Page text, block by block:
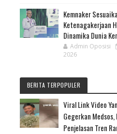
Kemnaker
Ketenagakerjaan
Dinamika Dunia
Admin Oposisi
2026
BERITA TERPOPULER
Viral Link Video
Gegerkan
Penjelasan Tren